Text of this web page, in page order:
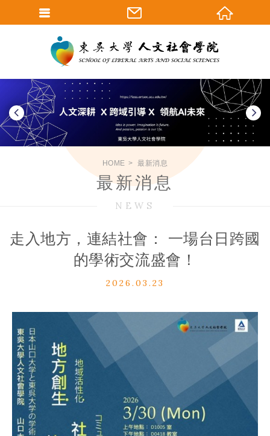
HOME 最新消息
最新消息
NEWS
走入地方，連結社會： 一場台日跨國
的學術交流盛會！
2026.03.23